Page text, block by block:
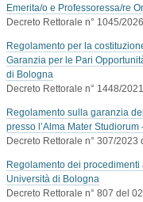
Emerita/o e Professoressa/re
Decreto Rettorale n° 1045/
Regolamento per la
Garanzia per le Pari
di Bologna
Decreto Rettorale n° 1448/
Regolamento sulla garanzia
presso l’Alma Mater
Decreto Rettorale n° 307/2023
Regolamento dei
Università di Bologna
Decreto Rettorale n° 807 del